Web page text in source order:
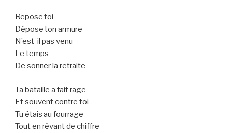
Repose toi
Dépose ton armure
N’est-il pas venu
Le temps
De sonner la retraite
Ta bataille a fait rage
Et souvent contre toi
Tu étais au fourrage
Tout en rêvant de chiffre